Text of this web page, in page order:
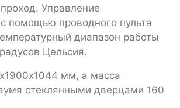
Управление
помощью проводного пульта
диапазон работы
Цельсия.
мм, а масса
стеклянными дверцами 160